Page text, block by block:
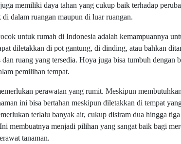
memiliki daya tahan yang cukup baik terhadap
dalam ruangan maupun di luar ruangan.
untuk rumah di Indonesia adalah kemampuannya
diletakkan di pot gantung, di dinding, atau bahkan
ruang yang tersedia. Hoya juga bisa tumbuh dengan
pemilihan tempat.
perawatan yang rumit. Meskipun
ini bisa bertahan meskipun diletakkan di tempat
terlalu banyak air, cukup disiram dua hingga
membuatnya menjadi pilihan yang sangat baik bagi
tanaman.